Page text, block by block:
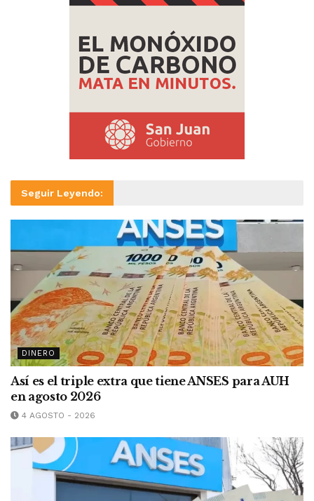
Seguir Leyendo:
DINERO
Así es el triple extra que tiene ANSES para AUH
en agosto 2026
4 AGOSTO - 2026